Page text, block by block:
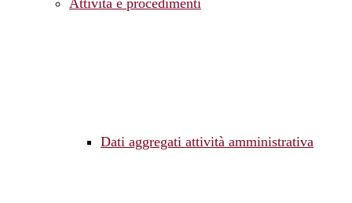
Dati aggregati attività amministrativa